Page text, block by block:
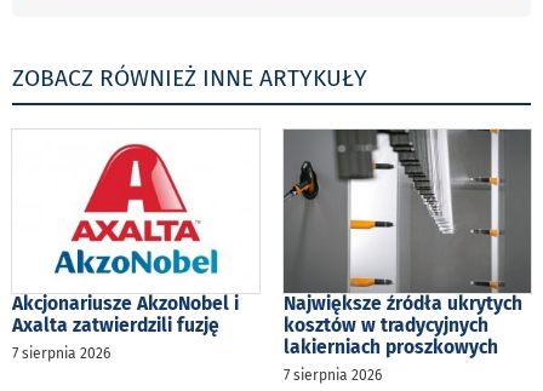
ZOBACZ RÓWNIEŻ INNE ARTYKUŁY
Akcjonariusze AkzoNobel i
Axalta zatwierdzili fuzję
7 sierpnia 2026
Największe źródła ukrytych
kosztów w tradycyjnych
lakierniach proszkowych
7 sierpnia 2026